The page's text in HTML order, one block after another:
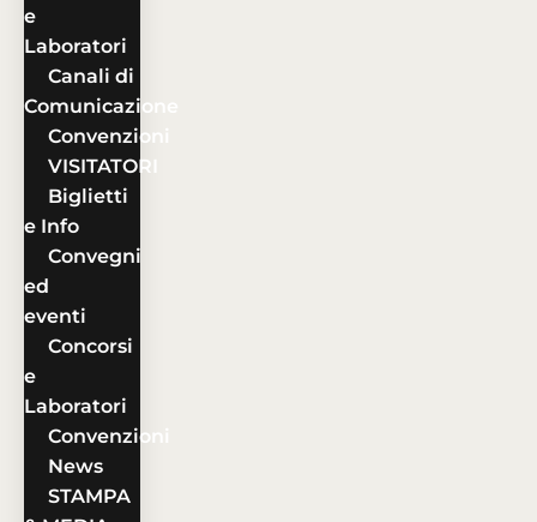
e
Laboratori
Canali di
Comunicazione
Convenzioni
VISITATORI
Biglietti
e Info
Convegni
ed
eventi
Concorsi
e
Laboratori
Convenzioni
News
STAMPA